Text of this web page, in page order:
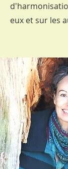
eux et sur les